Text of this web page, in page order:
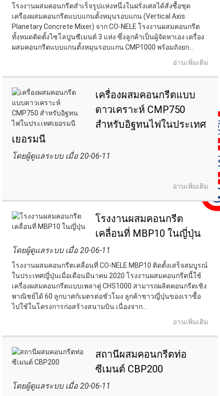
โรงงานผสมคอนกรีตสำเร็จรูปแห่งหนึ่งในฝรั่งเศสได้สั่งซื้อชุด
เครื่องผสมคอนกรีตแบบแกนตั้งหมุนรอบแกน (Vertical Axis
Planetary Concrete Mixer) จาก CO-NELE โรงงานผสมคอนกรีต
ทั้งหมดติดตั้งไซโลปูนซีเมนต์ 3 แห่ง ซึ่งลูกค้าเป็นผู้จัดหาเอง เครื่อง
ผสมคอนกรีตแบบแกนตั้งหมุนรอบแกน CMP1000 พร้อมถังยก...
อ่านเพิ่มเติม
เครื่องผสมคอนกรีตแบบ
ดาวเคราะห์ CMP750
สำหรับอิฐทนไฟในประเทศ
เยอรมนี
โดยผู้ดูแลระบบ เมื่อ 20-06-11
อ่านเพิ่มเติม
โรงงานผสมคอนกรีต
เคลื่อนที่ MBP10 ในญี่ปุ่น
โดยผู้ดูแลระบบ เมื่อ 20-06-11
โรงงานผสมคอนกรีตเคลื่อนที่ CO-NELE MBP10 ติดตั้งเสร็จสมบูรณ์
ในประเทศญี่ปุ่นเมื่อเดือนมีนาคม 2020 โรงงานผสมคอนกรีตนี้ใช้
เครื่องผสมคอนกรีตแบบเพลาคู่ CHS1000 สามารถผลิตคอนกรีตเชิง
พาณิชย์ได้ 60 ลูกบาศก์เมตรต่อชั่วโมง ลูกค้าชาวญี่ปุ่นของเราซื้อ
ไปใช้ในโครงการก่อสร้างสนามบิน เนื่องจาก...
อ่านเพิ่มเติม
สถานีผสมคอนกรีตท่อ
ซีเมนต์ CBP200
โดยผู้ดูแลระบบ เมื่อ 20-06-11